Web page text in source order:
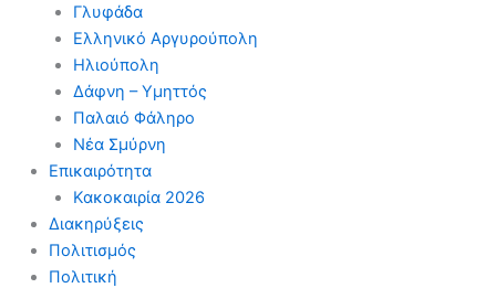
Γλυφάδα
Ελληνικό Αργυρούπολη
Ηλιούπολη
Δάφνη – Υμηττός
Παλαιό Φάληρο
Νέα Σμύρνη
Επικαιρότητα
Κακοκαιρία 2026
Διακηρύξεις
Πολιτισμός
Πολιτική